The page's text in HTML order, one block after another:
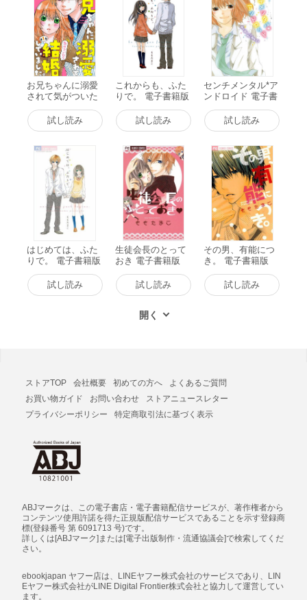
お兄ちゃんに溺愛
されて気がついた
ら結婚していまし
た。【マイクロ】
(1) 電子書籍版
試し読み
これからも、ふた
りで。 電子書籍版
試し読み
センチメンタル*ア
ンドロイド 電子書
籍版
試し読み
はじめては、ふた
りで。 電子書籍版
試し読み
生徒会長のとって
おき 電子書籍版
試し読み
その男、有能につ
き。 電子書籍版
試し読み
ストアTOP 会社概要 初めての方へ
よくあるご質問
お買い物ガイド
お問い合わせ
ストアニュースレター
プライバシーポリシー
特定商取引法に基づく表示
ABJマークは、この電子書店・電子書籍配信サービスが、著作権者から
コンテンツ使用許諾を得た正規版配信サービスであることを示す登録商
標(登録番号 第 6091713 号)です。
詳しくは[ABJマーク]または[電子出版制作・流通協議会]で検索してくだ
さい。
ebookjapan ヤフー店は、LINEヤフー株式会社のサービスであり、LIN
Eヤフー株式会社がLINE Digital Frontier株式会社と協力して運営してい
ます。